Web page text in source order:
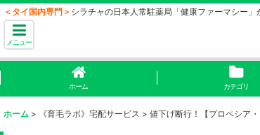
＜タイ国内専門＞ シラチャの日本人常駐薬局「健康ファーマシー」
メニュー
ホーム カテゴリ
ホーム > 《育毛ラボ》宅配サービス > 値下げ断行！【プロペシア